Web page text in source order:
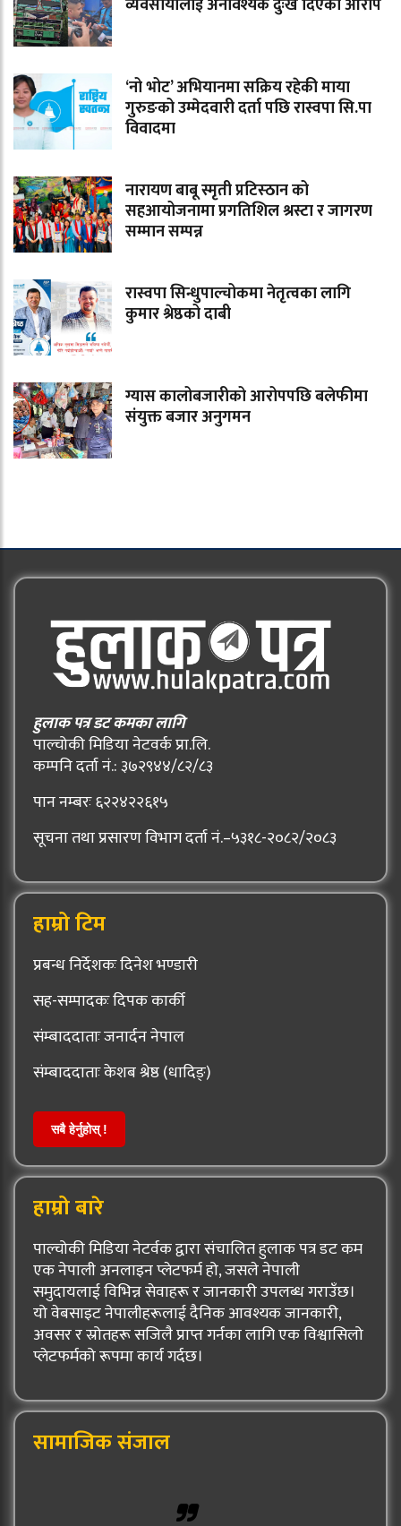
‘नो भोट’ अभियानमा सक्रिय रहेकी माया
गुरुङको उम्मेदवारी दर्ता पछि रास्वपा सि.पा
विवादमा
नारायण बाबू स्मृती प्रटिस्ठान को
सहआयोजनामा प्रगतिशिल श्रस्टा र जागरण
सम्मान सम्पन्न
रास्वपा सिन्धुपाल्चोकमा नेतृत्वका लागि
कुमार श्रेष्ठको दाबी
ग्यास कालोबजारीको आरोपपछि बलेफीमा
संयुक्त बजार अनुगमन
हुलाक पत्र डट कमका लागि
पाल्चोकी मिडिया नेटवर्क प्रा.लि.
कम्पनि दर्ता नं.: ३७२९४४/८२/८३
पान नम्बरः ६२२४२२६१५
सूचना तथा प्रसारण विभाग दर्ता नं.–५३१८-२०८२/२०८३
हाम्रो टिम
प्रबन्ध निर्देशकः दिनेश भण्डारी
सह-सम्पादकः दिपक कार्की
संम्बाददाताः जनार्दन नेपाल
संम्बाददाताः केशब श्रेष्ठ (धादिङ्)
सबै हेर्नुहोस् !
हाम्रो बारे
पाल्चोकी मिडिया नेटर्वक द्वारा संचालित हुलाक पत्र डट कम
एक नेपाली अनलाइन प्लेटफर्म हो, जसले नेपाली
समुदायलाई विभिन्न सेवाहरू र जानकारी उपलब्ध गराउँछ।
यो वेबसाइट नेपालीहरूलाई दैनिक आवश्यक जानकारी,
अवसर र स्रोतहरू सजिलै प्राप्त गर्नका लागि एक विश्वासिलो
प्लेटफर्मको रूपमा कार्य गर्दछ।
सामाजिक संजाल